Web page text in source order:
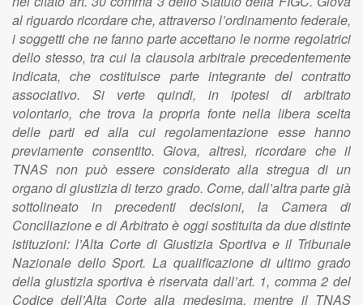
al riguardo ricordare che, attraverso l’ordinamento federale,
i soggetti che ne fanno parte accettano le norme regolatrici
dello stesso, tra cui la clausola arbitrale precedentemente
indicata, che costituisce parte integrante del contratto
associativo. Si verte quindi, in ipotesi di arbitrato
volontario, che trova la propria fonte nella libera scelta
delle parti ed alla cui regolamentazione esse hanno
previamente consentito. Giova, altresì, ricordare che il
TNAS non può essere considerato alla stregua di un
organo di giustizia di terzo grado. Come, dall’altra parte già
sottolineato in precedenti decisioni, la Camera di
Conciliazione e di Arbitrato è oggi sostituita da due distinte
istituzioni: l’Alta Corte di Giustizia Sportiva e il Tribunale
Nazionale dello Sport. La qualificazione di ultimo grado
della giustizia sportiva è riservata dall’art. 1, comma 2 del
Codice dell’Alta Corte alla medesima, mentre il TNAS